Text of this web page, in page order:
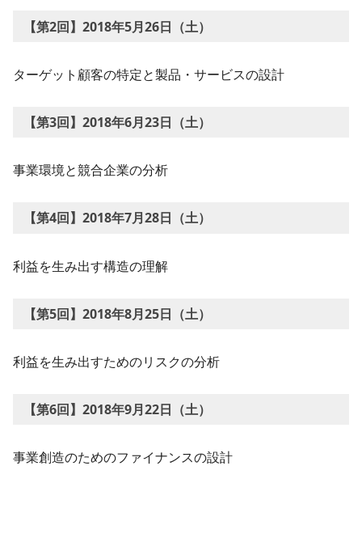
【第2回】2018年5月26日（土）
ターゲット顧客の特定と製品・サービスの設計
【第3回】2018年6月23日（土）
事業環境と競合企業の分析
【第4回】2018年7月28日（土）
利益を生み出す構造の理解
【第5回】2018年8月25日（土）
利益を生み出すためのリスクの分析
【第6回】2018年9月22日（土）
事業創造のためのファイナンスの設計